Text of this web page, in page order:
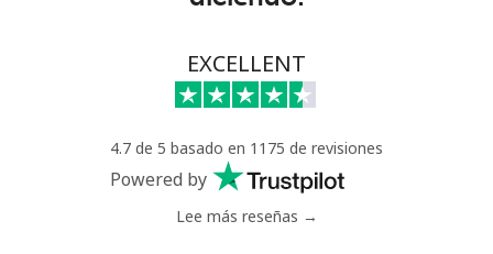
⁦45.5c⁩
⁦$5⁩
Estonia
⁦$5⁩
EXCELLENT
4.7 de 5 basado en 1175 de revisiones
Powered by
Lee más reseñas →